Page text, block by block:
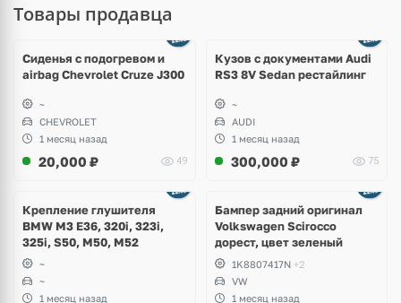
Товары продавца
Сиденья с подогревом и
airbag Chevrolet Cruze J300
~
CHEVROLET
1 месяц назад
20,000 ₽ 49
Кузов с документами Audi
RS3 8V Sedan рестайлинг
~
AUDI
1 месяц назад
300,000 ₽ 75
Крепление глушителя
BMW M3 E36, 320i, 323i,
325i, S50, M50, M52
~
~
1 месяц назад
Бампер задний оригинал
Volkswagen Scirocco
дорест, цвет зеленый
1K8807417N +2
VW
1 месяц назад